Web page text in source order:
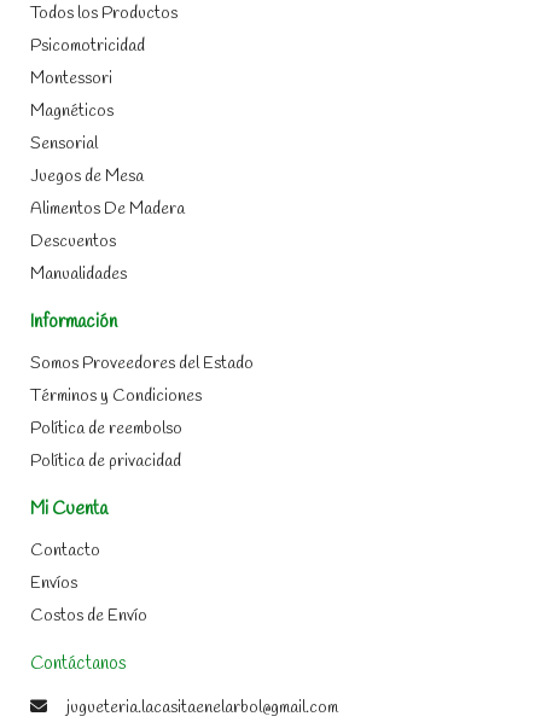
Todos los Productos
Psicomotricidad
Montessori
Magnéticos
Sensorial
Juegos de Mesa
Alimentos De Madera
Descuentos
Manualidades
Información
Somos Proveedores del Estado
Términos y Condiciones
Política de reembolso
Política de privacidad
Mi Cuenta
Contacto
Envíos
Costos de Envío
Contáctanos
jugueteria.lacasitaenelarbol@gmail.com